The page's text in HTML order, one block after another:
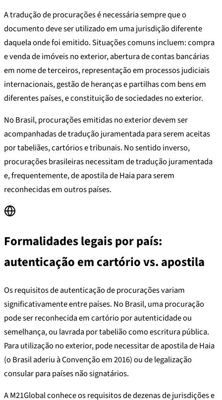
A tradução de procurações é necessária sempre que o
documento deve ser utilizado em uma jurisdição diferente
daquela onde foi emitido. Situações comuns incluem: compra
e venda de imóveis no exterior, abertura de contas bancárias
em nome de terceiros, representação em processos judiciais
internacionais, gestão de heranças e partilhas com bens em
diferentes países, e constituição de sociedades no exterior.
No Brasil, procurações emitidas no exterior devem ser
acompanhadas de tradução juramentada para serem aceitas
por tabeliães, cartórios e tribunais. No sentido inverso,
procurações brasileiras necessitam de tradução juramentada
e, frequentemente, de apostila de Haia para serem
reconhecidas em outros países.
Formalidades legais por país:
autenticação em cartório vs. apostila
Os requisitos de autenticação de procurações variam
significativamente entre países. No Brasil, uma procuração
pode ser reconhecida em cartório por autenticidade ou
semelhança, ou lavrada por tabelião como escritura pública.
Para utilização no exterior, pode necessitar de apostila de Haia
(o Brasil aderiu à Convenção em 2016) ou de legalização
consular para países não signatários.
A M21Global conhece os requisitos de dezenas de jurisdições e